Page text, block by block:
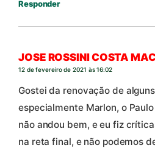
Responder
JOSE ROSSINI COSTA
12 de fevereiro de 2021 às 16:02
Gostei da renovação de
especialmente Marlon, o
não andou bem, e eu fiz
na reta final, e não podemos